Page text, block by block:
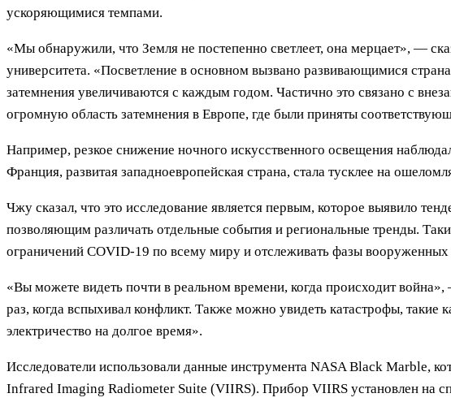
ускоряющимися темпами.
«Мы обнаружили, что Земля не постепенно светлеет, она мерцает», —
университета. «Посветление в основном вызвано развивающимися
затемнения увеличиваются с каждым годом. Частично это связано с
огромную область затемнения в Европе, где были приняты
Например, резкое снижение ночного искусственного освещения
Франция, развитая западноевропейская страна, стала тусклее на
Чжу сказал, что это исследование является первым, которое выявило
позволяющим различать отдельные события и региональные тренды.
ограничений COVID-19 по всему миру и отслеживать фазы вооруженных
«Вы можете видеть почти в реальном времени, когда происходит
раз, когда вспыхивал конфликт. Также можно увидеть катастрофы,
электричество на долгое время».
Исследователи использовали данные инструмента NASA Black Marble,
Infrared Imaging Radiometer Suite (VIIRS). Прибор VIIRS установлен на